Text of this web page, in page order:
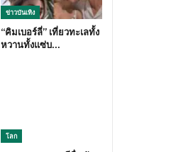
ข่าวบันเทิง
“คิมเบอร์ลี่” เที่ยวทะเลทั้ง
หวานทั้งแซ่บ…
โลก